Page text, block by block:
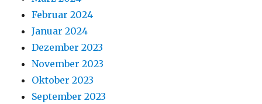
Februar 2024
Januar 2024
Dezember 2023
November 2023
Oktober 2023
September 2023